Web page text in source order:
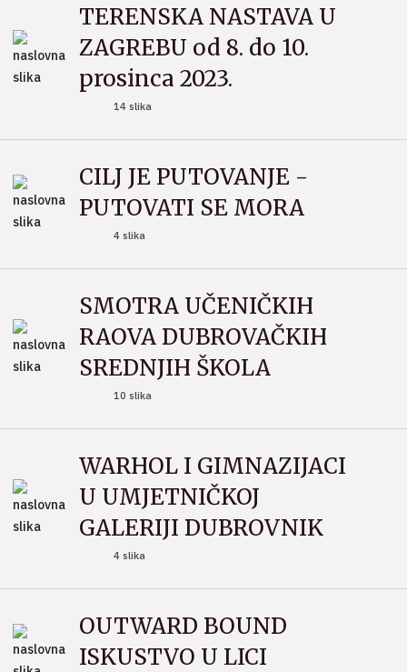
TERENSKA NASTAVA U
ZAGREBU od 8. do 10.
prosinca 2023.
14 slika
CILJ JE PUTOVANJE -
PUTOVATI SE MORA
4 slika
SMOTRA UČENIČKIH
RAOVA DUBROVAČKIH
SREDNJIH ŠKOLA
10 slika
WARHOL I GIMNAZIJACI
U UMJETNIČKOJ
GALERIJI DUBROVNIK
4 slika
OUTWARD BOUND
ISKUSTVO U LICI